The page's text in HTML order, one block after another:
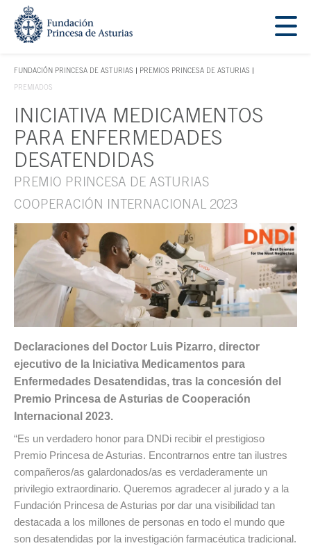
Saltar navegación. Ir directamente al contenido principal
FUNDACIÓN PRINCESA DE ASTURIAS
TECLA DE ACCESO 1
PREMIOS PRINCESA DE ASTURIAS
PREMIADOS
Contenido principal
INICIATIVA MEDICAMENTOS
PARA ENFERMEDADES
DESATENDIDAS
PREMIO PRINCESA DE ASTURIAS
COOPERACIÓN INTERNACIONAL 2023
Declaraciones del Doctor Luis Pizarro, director
ejecutivo de la Iniciativa Medicamentos para
Enfermedades Desatendidas, tras la concesión del
Premio Princesa de Asturias de Cooperación
Internacional 2023.
“Es un verdadero honor para DNDi recibir el prestigioso
Premio Princesa de Asturias. Encontrarnos entre tan ilustres
compañeros/as galardonados/as es verdaderamente un
privilegio extraordinario. Queremos agradecer al jurado y a la
Fundación Princesa de Asturias por dar una visibilidad tan
destacada a los millones de personas en todo el mundo que
son desatendidas por la investigación farmacéutica tradicional.